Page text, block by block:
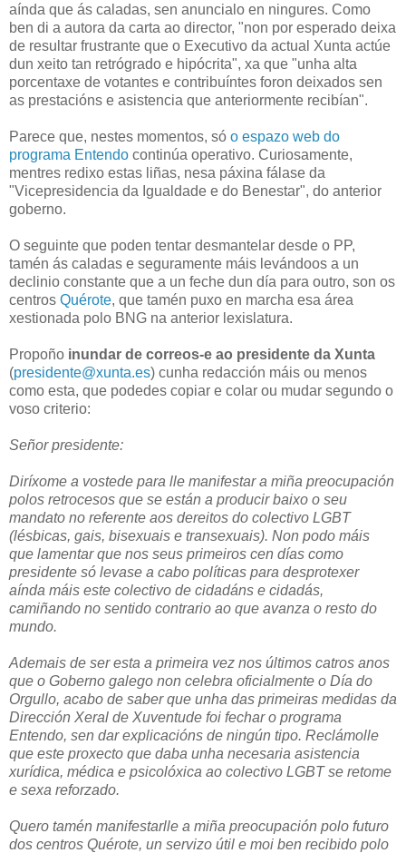
aínda que ás caladas, sen anuncialo en ningures. Como
ben di a autora da carta ao director, "non por esperado deixa
de resultar frustrante que o Executivo da actual Xunta actúe
dun xeito tan retrógrado e hipócrita", xa que "unha alta
porcentaxe de votantes e contribuíntes foron deixados sen
as prestacións e asistencia que anteriormente recibían".
Parece que, nestes momentos, só o espazo web do
programa Entendo continúa operativo. Curiosamente,
mentres redixo estas liñas, nesa páxina fálase da
"Vicepresidencia da Igualdade e do Benestar", do anterior
goberno.
O seguinte que poden tentar desmantelar desde o PP,
tamén ás caladas e seguramente máis levándoos a un
declinio constante que a un feche dun día para outro, son os
centros Quérote, que tamén puxo en marcha esa área
xestionada polo BNG na anterior lexislatura.
Propoño inundar de correos-e ao presidente da Xunta
(presidente@xunta.es) cunha redacción máis ou menos
como esta, que podedes copiar e colar ou mudar segundo o
voso criterio:
Señor presidente:
Diríxome a vostede para lle manifestar a miña preocupación
polos retrocesos que se están a producir baixo o seu
mandato no referente aos dereitos do colectivo LGBT
(lésbicas, gais, bisexuais e transexuais). Non podo máis
que lamentar que nos seus primeiros cen días como
presidente só levase a cabo políticas para desprotexer
aínda máis este colectivo de cidadáns e cidadás,
camiñando no sentido contrario ao que avanza o resto do
mundo.
Ademais de ser esta a primeira vez nos últimos catros anos
que o Goberno galego non celebra oficialmente o Día do
Orgullo, acabo de saber que unha das primeiras medidas da
Dirección Xeral de Xuventude foi fechar o programa
Entendo, sen dar explicacións de ningún tipo. Reclámolle
que este proxecto que daba unha necesaria asistencia
xurídica, médica e psicolóxica ao colectivo LGBT se retome
e sexa reforzado.
Quero tamén manifestarlle a miña preocupación polo futuro
dos centros Quérote, un servizo útil e moi ben recibido polo